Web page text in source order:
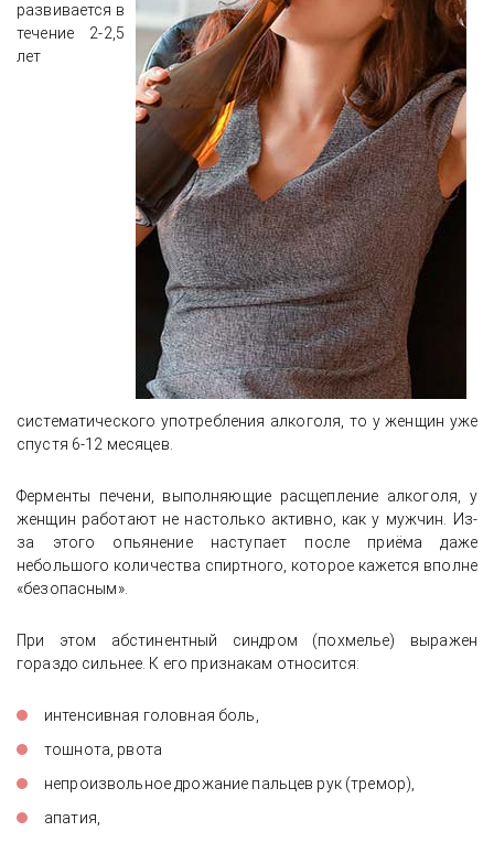
развивается в
течение 2-2,5
лет
систематического употребления алкоголя, то у женщин уже
спустя 6-12 месяцев.
Ферменты печени, выполняющие расщепление алкоголя, у
женщин работают не настолько активно, как у мужчин. Из-
за этого опьянение наступает после приёма даже
небольшого количества спиртного, которое кажется вполне
«безопасным».
При этом абстинентный синдром (похмелье) выражен
гораздо сильнее. К его признакам относится:
интенсивная головная боль,
тошнота, рвота
непроизвольное дрожание пальцев рук (тремор),
апатия,